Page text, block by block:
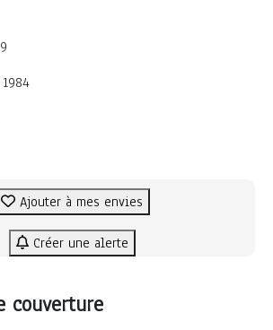
Ajouter à mes envies
Créer une alerte
couverture